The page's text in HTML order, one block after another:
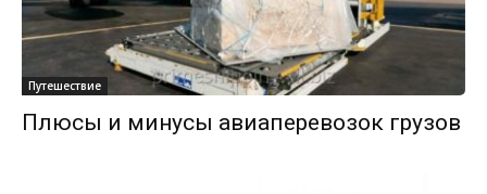
Путешествие
Плюсы и минусы авиаперевозок грузов